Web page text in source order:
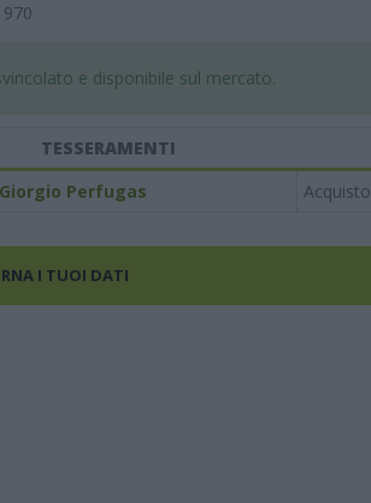
e disponibile sul mercato.
TESSERAMENTI
Perfugas Acquisto
I TUOI DATI